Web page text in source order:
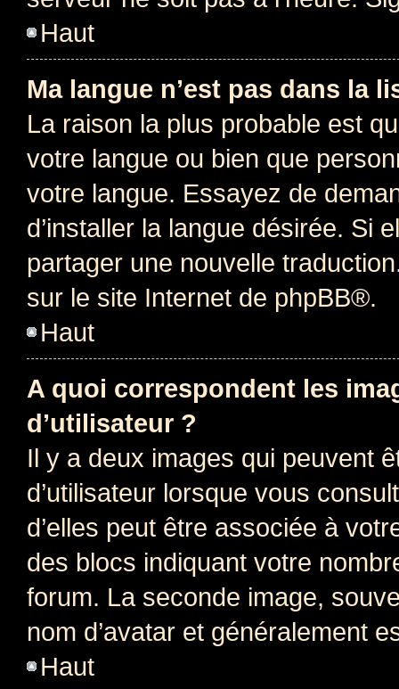
Haut
Ma langue n’est pas dans la
La raison la plus probable est
votre langue ou bien que
votre langue. Essayez de
d’installer la langue désirée. Si
partager une nouvelle
sur le site Internet de phpBB®.
Haut
A quoi correspondent les
d’utilisateur ?
Il y a deux images qui peuvent
d’utilisateur lorsque vous
d’elles peut être associée à
des blocs indiquant votre
forum. La seconde image,
nom d’avatar et généralement
Haut